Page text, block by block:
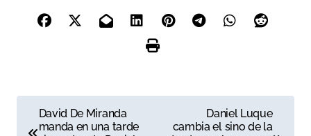
David De Miranda
manda en una tarde
Daniel Luque
cambia el sino de la